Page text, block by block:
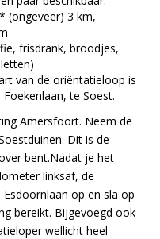
(ongeveer) 3 km,
frisdrank, broodjes,
van de oriëntatieloop is
te Soest.
Amersfoort. Neem de
Dit is de
bent.Nadat je het
linksaf, de
op en sla op
bereikt. Bijgevoegd ook
wellicht heel